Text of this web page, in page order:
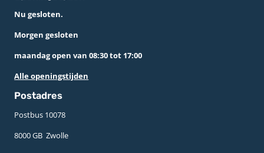
Nu gesloten.
Morgen gesloten
maandag open van 08:30 tot 17:00
Alle openingstijden
Postadres
Postbus 10078 ­
8000 GB ­ Zwolle